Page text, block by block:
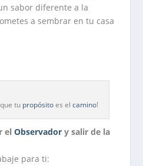
sabor diferente a la
a sembrar en tu casa
tu propósitoes el camino!
elObservador y salir de la
para ti: